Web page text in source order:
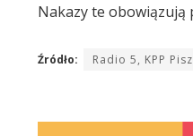
Nakazy te obowiązują
Źródło: Radio 5, KPP Pisz